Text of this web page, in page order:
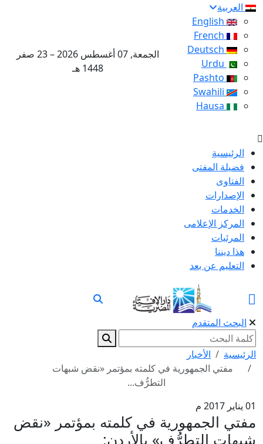
العربية
English
French
Deutsch
Urdu
Pashto
Swahili
Hausa
الجمعة, 07 أغسطس 2026 – 23 صفر
1448 هـ
الرئيسية
فضيلة المفتى
الفتاوى
الإصدارات
الخدمات
المركز الإعلامى
المرئيات
هذا ديننا
التعليم عن بعد
البحث المتقدم
الأخبار
مفتي الجمهورية في كلمته بمؤتمر «نقض شبهات
التطرُّف...
الجمهورية في كلمته بمؤتمر «نقض
التطرُّف» بالأردن: